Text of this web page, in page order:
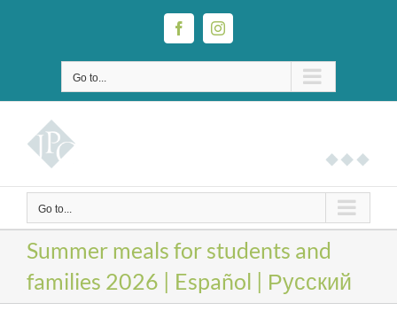
FacebookInstagram
Go to...
Go to...
Summer meals for students and
families 2026 | Español | Русский